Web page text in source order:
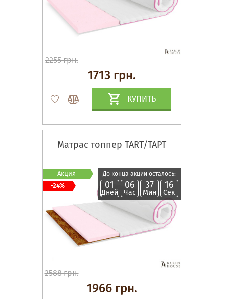
2255 грн.
1713 грн.
КУПИТЬ
Матрас топпер TART/ТАРТ
До конца акции осталось:
01
Дней
06
Час
37
Мин
15
Сек
2588 грн.
1966 грн.
Акция
-24%